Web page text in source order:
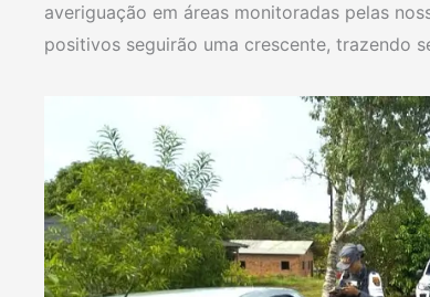
averiguação em áreas monitoradas pelas
positivos seguirão uma crescente, trazendo